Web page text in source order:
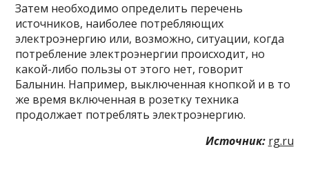
Затем необходимо определить перечень
источников, наиболее потребляющих
электроэнергию или, возможно, ситуации, когда
потребление электроэнергии происходит, но
какой-либо пользы от этого нет, говорит
Балынин. Например, выключенная кнопкой и в то
же время включенная в розетку техника
продолжает потреблять электроэнергию.
Источник: rg.ru